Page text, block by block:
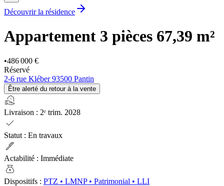
Découvrir la résidence
Appartement 3 pièces 67,39 m²
•486 000 €
Réservé
2-6 rue Kléber 93500 Pantin
Être alerté du retour à la vente
real_estate_agent
Livraison : 2ᵉ trim. 2028
check
Statut : En travaux
ink_pen
Actabilité : Immédiate
money_bag
Dispositifs : PTZ • LMNP• Patrimonial • LLI